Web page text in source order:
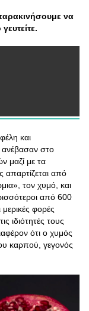
να
και
ανέβασαν στο
μαζί με τα
απαρτίζεται από
τον χυμό, και
από 600
φορές
ιδιότητές τους
ότι ο χυμός
καρπού, γεγονός